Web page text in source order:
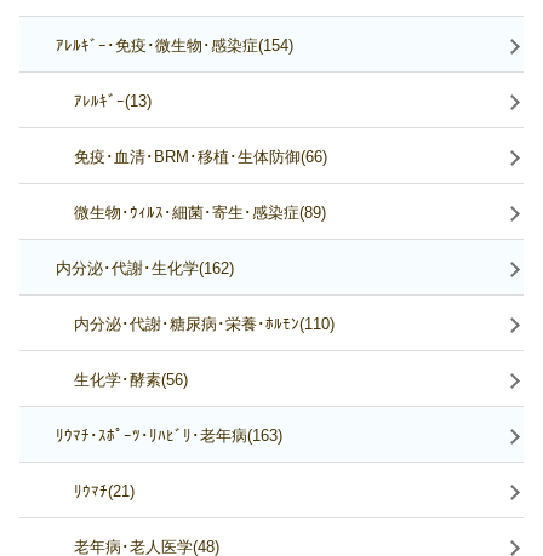
ｱﾚﾙｷﾞｰ･免疫･微生物･感染症(154)
ｱﾚﾙｷﾞｰ(13)
免疫･血清･BRM･移植･生体防御(66)
微生物･ｳｨﾙｽ･細菌･寄生･感染症(89)
内分泌･代謝･生化学(162)
内分泌･代謝･糖尿病･栄養･ﾎﾙﾓﾝ(110)
生化学･酵素(56)
ﾘｳﾏﾁ･ｽﾎﾟｰﾂ･ﾘﾊﾋﾞﾘ･老年病(163)
ﾘｳﾏﾁ(21)
老年病･老人医学(48)